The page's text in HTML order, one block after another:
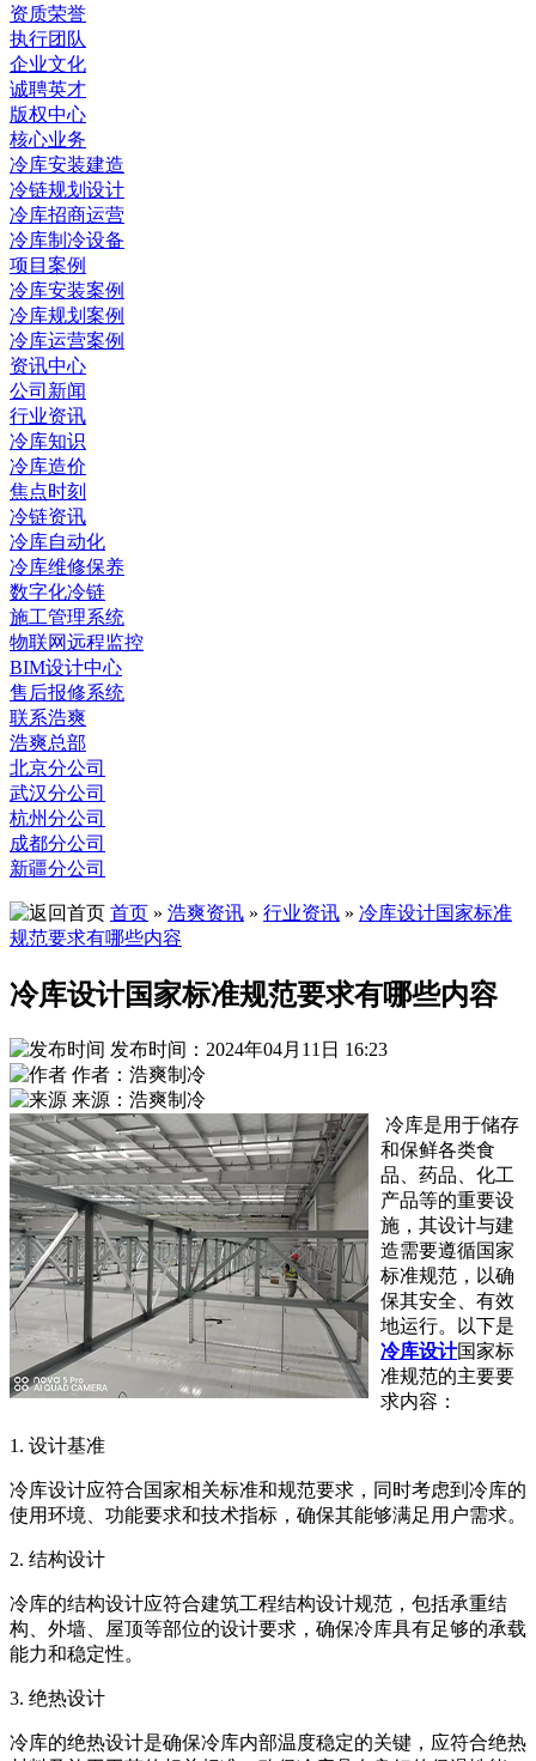
资质荣誉
执行团队
企业文化
诚聘英才
版权中心
核心业务
冷库安装建造
冷链规划设计
冷库招商运营
冷库制冷设备
项目案例
冷库安装案例
冷库规划案例
冷库运营案例
资讯中心
公司新闻
行业资讯
冷库知识
冷库造价
焦点时刻
冷链资讯
冷库自动化
冷库维修保养
数字化冷链
施工管理系统
物联网远程监控
BIM设计中心
售后报修系统
联系浩爽
浩爽总部
北京分公司
武汉分公司
杭州分公司
成都分公司
新疆分公司
首页 » 浩爽资讯 » 行业资讯 » 冷库设计国家标准
规范要求有哪些内容
冷库设计国家标准规范要求有哪些内容
发布时间：2024年04月11日 16:23
作者：浩爽制冷
来源：浩爽制冷
冷库是用于储存
和保鲜各类食
品、药品、化工
产品等的重要设
施，其设计与建
造需要遵循国家
标准规范，以确
保其安全、有效
地运行。以下是
冷库设计国家标
准规范的主要要
求内容：
1. 设计基准
冷库设计应符合国家相关标准和规范要求，同时考虑到冷库的
使用环境、功能要求和技术指标，确保其能够满足用户需求。
2. 结构设计
冷库的结构设计应符合建筑工程结构设计规范，包括承重结
构、外墙、屋顶等部位的设计要求，确保冷库具有足够的承载
能力和稳定性。
3. 绝热设计
冷库的绝热设计是确保冷库内部温度稳定的关键，应符合绝热